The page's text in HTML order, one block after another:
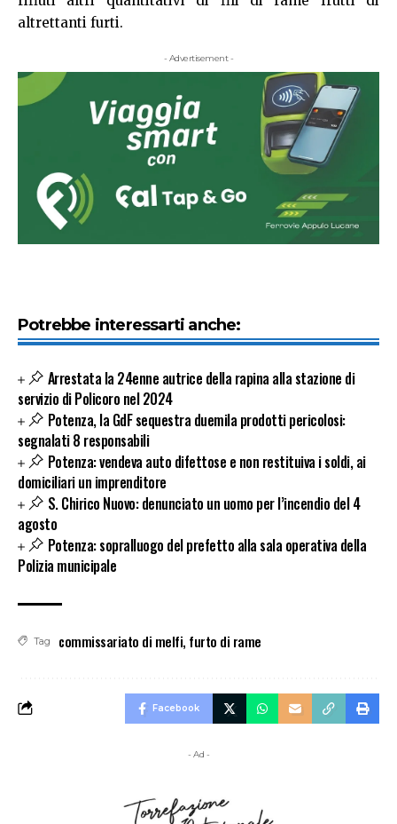
altrettanti furti.
- Advertisement -
Potrebbe interessarti anche:
Arrestata la 24enne autrice della rapina alla stazione di
servizio di Policoro nel 2024
Potenza, la GdF sequestra duemila prodotti pericolosi:
segnalati 8 responsabili
Potenza: vendeva auto difettose e non restituiva i soldi, ai
domiciliari un imprenditore
S. Chirico Nuovo: denunciato un uomo per l’incendio del 4
agosto
Potenza: sopralluogo del prefetto alla sala operativa della
Polizia municipale
Tag commissariato di melfi, furto di rame
Facebook
- Ad -